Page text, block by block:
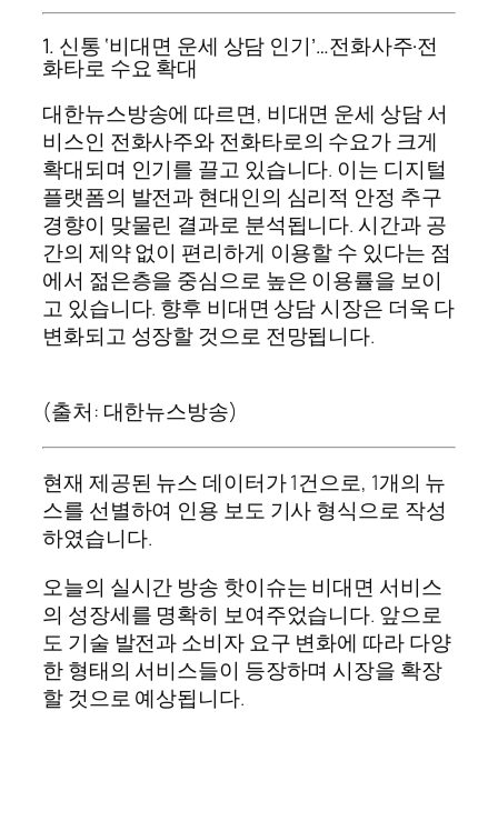
1. 신통 ‘비대면 운세 상담 인기’…전화사주·전
화타로 수요 확대
대한뉴스방송에 따르면, 비대면 운세 상담 서
비스인 전화사주와 전화타로의 수요가 크게
확대되며 인기를 끌고 있습니다. 이는 디지털
플랫폼의 발전과 현대인의 심리적 안정 추구
경향이 맞물린 결과로 분석됩니다. 시간과 공
간의 제약 없이 편리하게 이용할 수 있다는 점
에서 젊은층을 중심으로 높은 이용률을 보이
고 있습니다. 향후 비대면 상담 시장은 더욱 다
변화되고 성장할 것으로 전망됩니다.
(출처: 대한뉴스방송)
현재 제공된 뉴스 데이터가 1건으로, 1개의 뉴
스를 선별하여 인용 보도 기사 형식으로 작성
하였습니다.
오늘의 실시간 방송 핫이슈는 비대면 서비스
의 성장세를 명확히 보여주었습니다. 앞으로
도 기술 발전과 소비자 요구 변화에 따라 다양
한 형태의 서비스들이 등장하며 시장을 확장
할 것으로 예상됩니다.